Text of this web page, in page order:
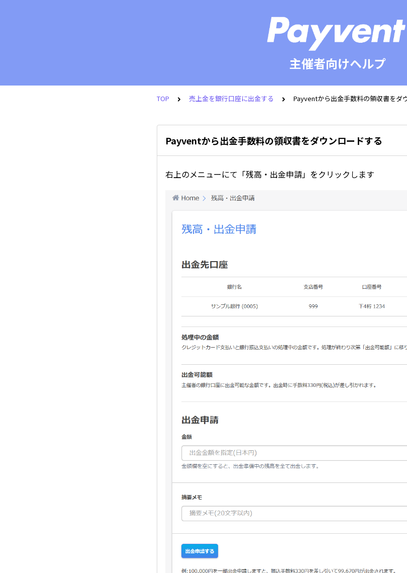
主催者向けヘルプ
TOP 売上金を銀行口座に出金する Payventから出金手数料の領収書をダ
Payventから出金手数料の領収書をダウンロードする
右上のメニューにて「残高・出金申請」をクリックします